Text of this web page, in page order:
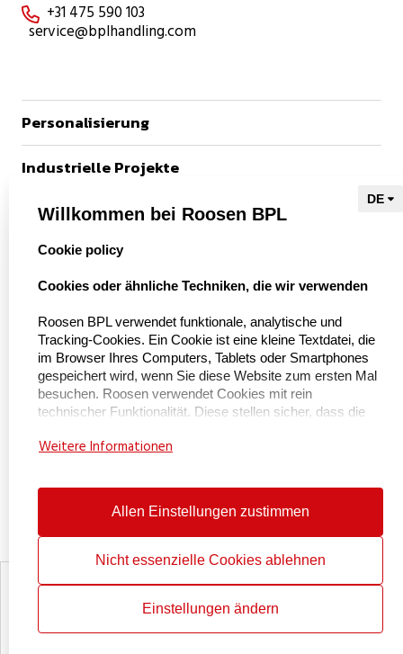
 +31 475 590 103
service@bplhandling.com
Personalisierung
Industrielle Projekte
Referenzen
Naar Kieu Engineering
Über uns
Über BPL Handling
Zertifizierungen
Arbeitet bei
Erklärung zum Datenschutz
Mehr über unsere Hebehilfen
Willkommen bei Roosen BPL
select language
Cookie policy
Cookies oder ähnliche Techniken, die wir verwenden
Roosen BPL verwendet funktionale, analytische und
Tracking-Cookies. Ein Cookie ist eine kleine Textdatei, die
im Browser Ihres Computers, Tablets oder Smartphones
gespeichert wird, wenn Sie diese Website zum ersten Mal
besuchen. Roosen verwendet Cookies mit rein
technischer Funktionalität. Diese stellen sicher, dass die
beispielsweise Ihre bevorzugten Einstellungen gespeichert
Surfverhalten verfolgen, damit wir maßgeschneiderte
Inhalte und Werbung anbieten können. Bei Ihrem ersten
Besuch auf unserer Website haben wir Sie bereits über
sie zu platzieren. Sie können Cookies deaktivieren, indem
Sie Ihren Internetbrowser so einstellen, dass er keine
Cookies mehr speichert. Darüber hinaus können Sie auch
Weitere Informationen
Allen Einstellungen zustimmen
Nicht essenzielle Cookies ablehnen
Einstellungen ändern